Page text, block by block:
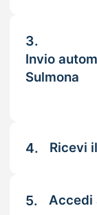
3.
Invio
Sulmona
4. Ricevi
5. Accedi